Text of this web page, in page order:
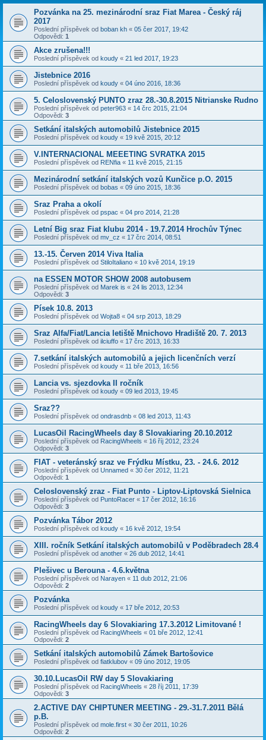
Pozvánka na 25. mezinárodní sraz Fiat Marea - Český ráj
2017
Poslední příspěvek od boban kh « 05 čer 2017, 19:42
Odpovědi: 1
Akce zrušena!!!
Poslední příspěvek od koudy « 21 led 2017, 19:23
Jistebnice 2016
Poslední příspěvek od koudy « 04 úno 2016, 18:36
5. Celoslovenský PUNTO zraz 28.-30.8.2015 Nitrianske Rudno
Poslední příspěvek od peter963 « 14 črc 2015, 21:04
Odpovědi: 3
Setkání italských automobilů Jistebnice 2015
Poslední příspěvek od koudy « 19 kvě 2015, 20:12
V.INTERNACIONAL MEEETING SVRATKA 2015
Poslední příspěvek od RENfia « 11 kvě 2015, 21:15
Mezinárodní setkání italských vozů Kunčice p.O. 2015
Poslední příspěvek od bobas « 09 úno 2015, 18:36
Sraz Praha a okolí
Poslední příspěvek od pspac « 04 pro 2014, 21:28
Letní Big sraz Fiat klubu 2014 - 19.7.2014 Hrochův Týnec
Poslední příspěvek od mv_cz « 17 črc 2014, 08:51
13.-15. Červen 2014 Viva Italia
Poslední příspěvek od StiloItaliano « 10 kvě 2014, 19:19
na ESSEN MOTOR SHOW 2008 autobusem
Poslední příspěvek od Marek is « 24 lis 2013, 12:34
Odpovědi: 3
Písek 10.8. 2013
Poslední příspěvek od Wojta8 « 04 srp 2013, 18:29
Sraz Alfa/Fiat/Lancia letiště Mnichovo Hradiště 20. 7. 2013
Poslední příspěvek od ilciuffo « 17 črc 2013, 16:33
7.setkání italských automobilů a jejich licenčních verzí
Poslední příspěvek od koudy « 11 bře 2013, 16:56
Lancia vs. sjezdovka II ročník
Poslední příspěvek od koudy « 09 led 2013, 19:45
Sraz??
Poslední příspěvek od ondrasdnb « 08 led 2013, 11:43
LucasOil RacingWheels day 8 Slovakiaring 20.10.2012
Poslední příspěvek od RacingWheels « 16 říj 2012, 23:24
Odpovědi: 3
FIAT - veteránský sraz ve Frýdku Místku, 23. - 24.6. 2012
Poslední příspěvek od Unnamed « 30 čer 2012, 11:21
Odpovědi: 1
Celoslovenský zraz - Fiat Punto - Liptov-Liptovská Sielnica
Poslední příspěvek od PuntoRacer « 17 čer 2012, 16:16
Odpovědi: 3
Pozvánka Tábor 2012
Poslední příspěvek od koudy « 16 kvě 2012, 19:54
XIII. ročník Setkání italských automobilů v Poděbradech 28.4
Poslední příspěvek od another « 26 dub 2012, 14:41
Plešivec u Berouna - 4.6.května
Poslední příspěvek od Narayen « 11 dub 2012, 21:06
Odpovědi: 2
Pozvánka
Poslední příspěvek od koudy « 17 bře 2012, 20:53
RacingWheels day 6 Slovakiaring 17.3.2012 Limitované !
Poslední příspěvek od RacingWheels « 01 bře 2012, 12:41
Odpovědi: 2
Setkání italských automobilů Zámek Bartošovice
Poslední příspěvek od fiatklubov « 09 úno 2012, 19:05
30.10.LucasOil RW day 5 Slovakiaring
Poslední příspěvek od RacingWheels « 28 říj 2011, 17:39
Odpovědi: 3
2.ACTIVE DAY CHIPTUNER MEETING - 29.-31.7.2011 Bělá
p.B.
Poslední příspěvek od mole.first « 30 čer 2011, 10:26
Odpovědi: 2